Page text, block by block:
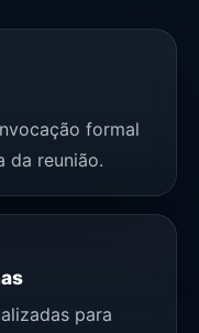
formal
da reunião.
para